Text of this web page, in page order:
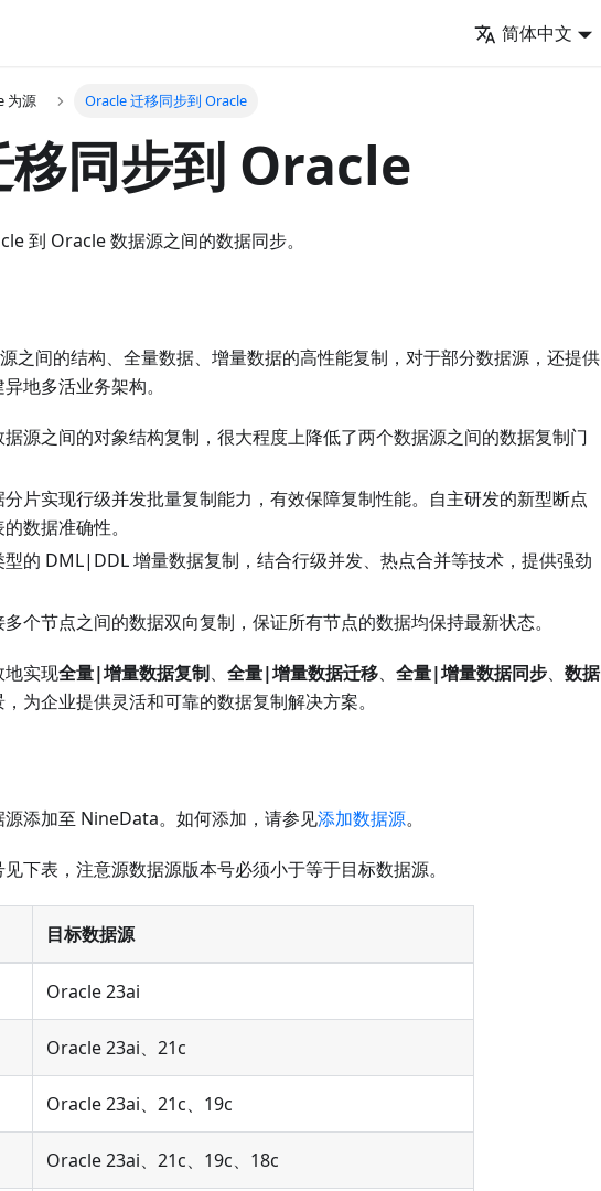
简体中文
为源 Oracle 迁移同步到 Oracle
同步到 Oracle
到 Oracle 数据源之间的数据同步。
之间的结构、全量数据、增量数据的高性能复制，对于部分数据源，还提供
地多活业务架构。
源之间的对象结构复制，很大程度上降低了两个数据源之间的数据复制门
片实现行级并发批量复制能力，有效保障复制性能。自主研发的新型断点
数据准确性。
的 DML|DDL 增量数据复制，结合行级并发、热点合并等技术，提供强劲
个节点之间的数据双向复制，保证所有节点的数据均保持最新状态。
地实现全量|增量数据复制、 全量|增量数据迁移、 全量|增量数据同步、 数据
为企业提供灵活和可靠的数据复制解决方案。
添加至 NineData。如何添加，请参见添加数据源。
下表，注意源数据源版本号必须小于等于目标数据源。
目标数据源
Oracle 23ai
Oracle 23ai、21c
Oracle 23ai、21c、19c
Oracle 23ai、21c、19c、18c